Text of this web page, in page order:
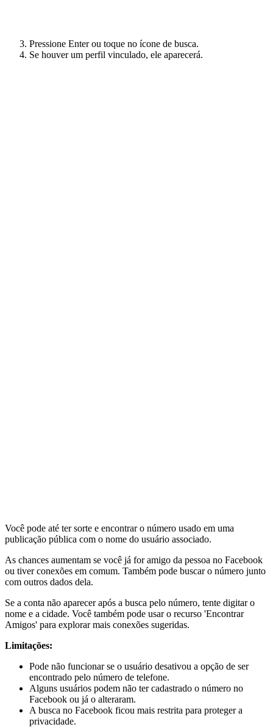
Pressione Enter ou toque no ícone de busca.
Se houver um perfil vinculado, ele aparecerá.
Você pode até ter sorte e encontrar o número usado em uma
publicação pública com o nome do usuário associado.
As chances aumentam se você já for amigo da pessoa no Facebook
ou tiver conexões em comum. Também pode buscar o número junto
com outros dados dela.
Se a conta não aparecer após a busca pelo número, tente digitar o
nome e a cidade. Você também pode usar o recurso 'Encontrar
Amigos' para explorar mais conexões sugeridas.
Limitações:
Pode não funcionar se o usuário desativou a opção de ser
encontrado pelo número de telefone.
Alguns usuários podem não ter cadastrado o número no
Facebook ou já o alteraram.
A busca no Facebook ficou mais restrita para proteger a
privacidade.